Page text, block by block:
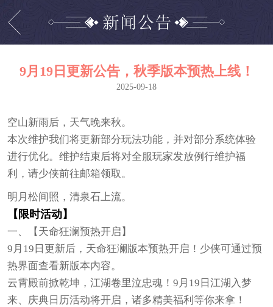
9月19日更新公告，秋季版本预热上线！
2025-09-18
空山新雨后，天气晚来秋。
本次维护我们将更新部分玩法功能，并对部分系统体验
进行优化。维护结束后将对全服玩家发放例行维护福
利，请少侠前往邮箱领取。
明月松间照，清泉石上流。
【限时活动】
一、【天命狂澜预热开启】
9月19日更新后，天命狂澜版本预热开启！少侠可通过预
热界面查看新版本内容。
云霄殿前掀乾坤，江湖卷里泣忠魂！9月19日江湖入梦
来、庆典日历活动将开启，诸多精美福利等你来拿！